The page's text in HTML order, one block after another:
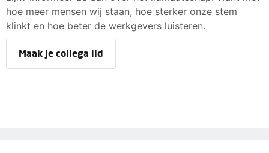
hoe meer mensen wij staan, hoe sterker onze stem
klinkt en hoe beter de werkgevers luisteren.
Maak je collega lid